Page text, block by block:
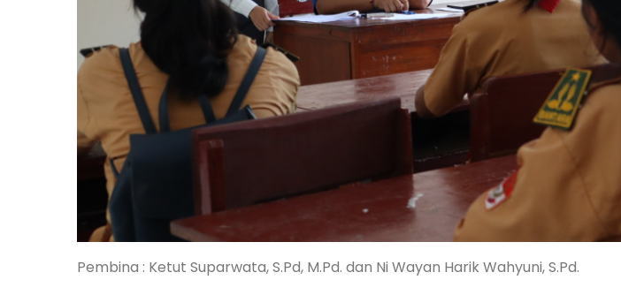
Pembina : Ketut Suparwata, S.Pd, M.Pd. dan Ni Wayan Harik Wahyuni, S.Pd.